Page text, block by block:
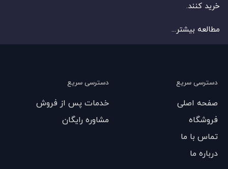
خرید کنند.
مطالعه بیشتر...
دسترسی سریع
صفحه اصلی
فروشگاه
تماس با ما
درباره ما
دسترسی سریع
خدمات پس از فروش
مشاوره رایگان